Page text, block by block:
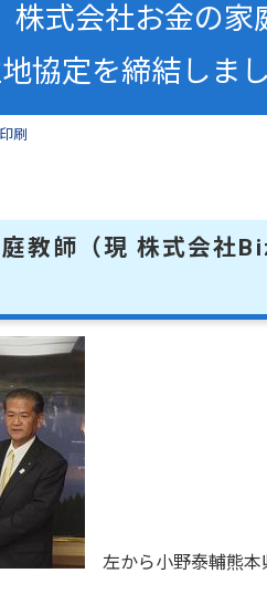
株式会社お金の
協定を締結しま
刷
教師（現 株式会社
左から小野泰輔熊本